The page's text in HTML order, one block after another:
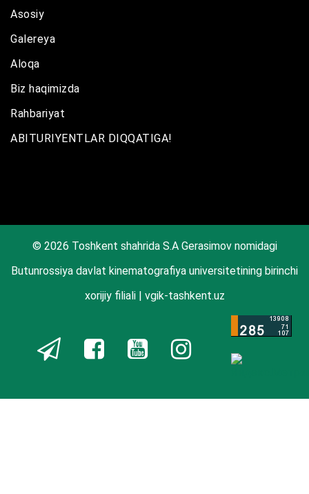
Asosiy
Galereya
Aloqa
Biz haqimizda
Rahbariyat
ABITURIYENTLAR DIQQATIGA!
© 2026 Toshkent shahrida S.A Gerasimov nomidagi
Butunrossiya davlat kinematografiya universitetining birinchi
xorijiy filiali | vgik-tashkent.uz